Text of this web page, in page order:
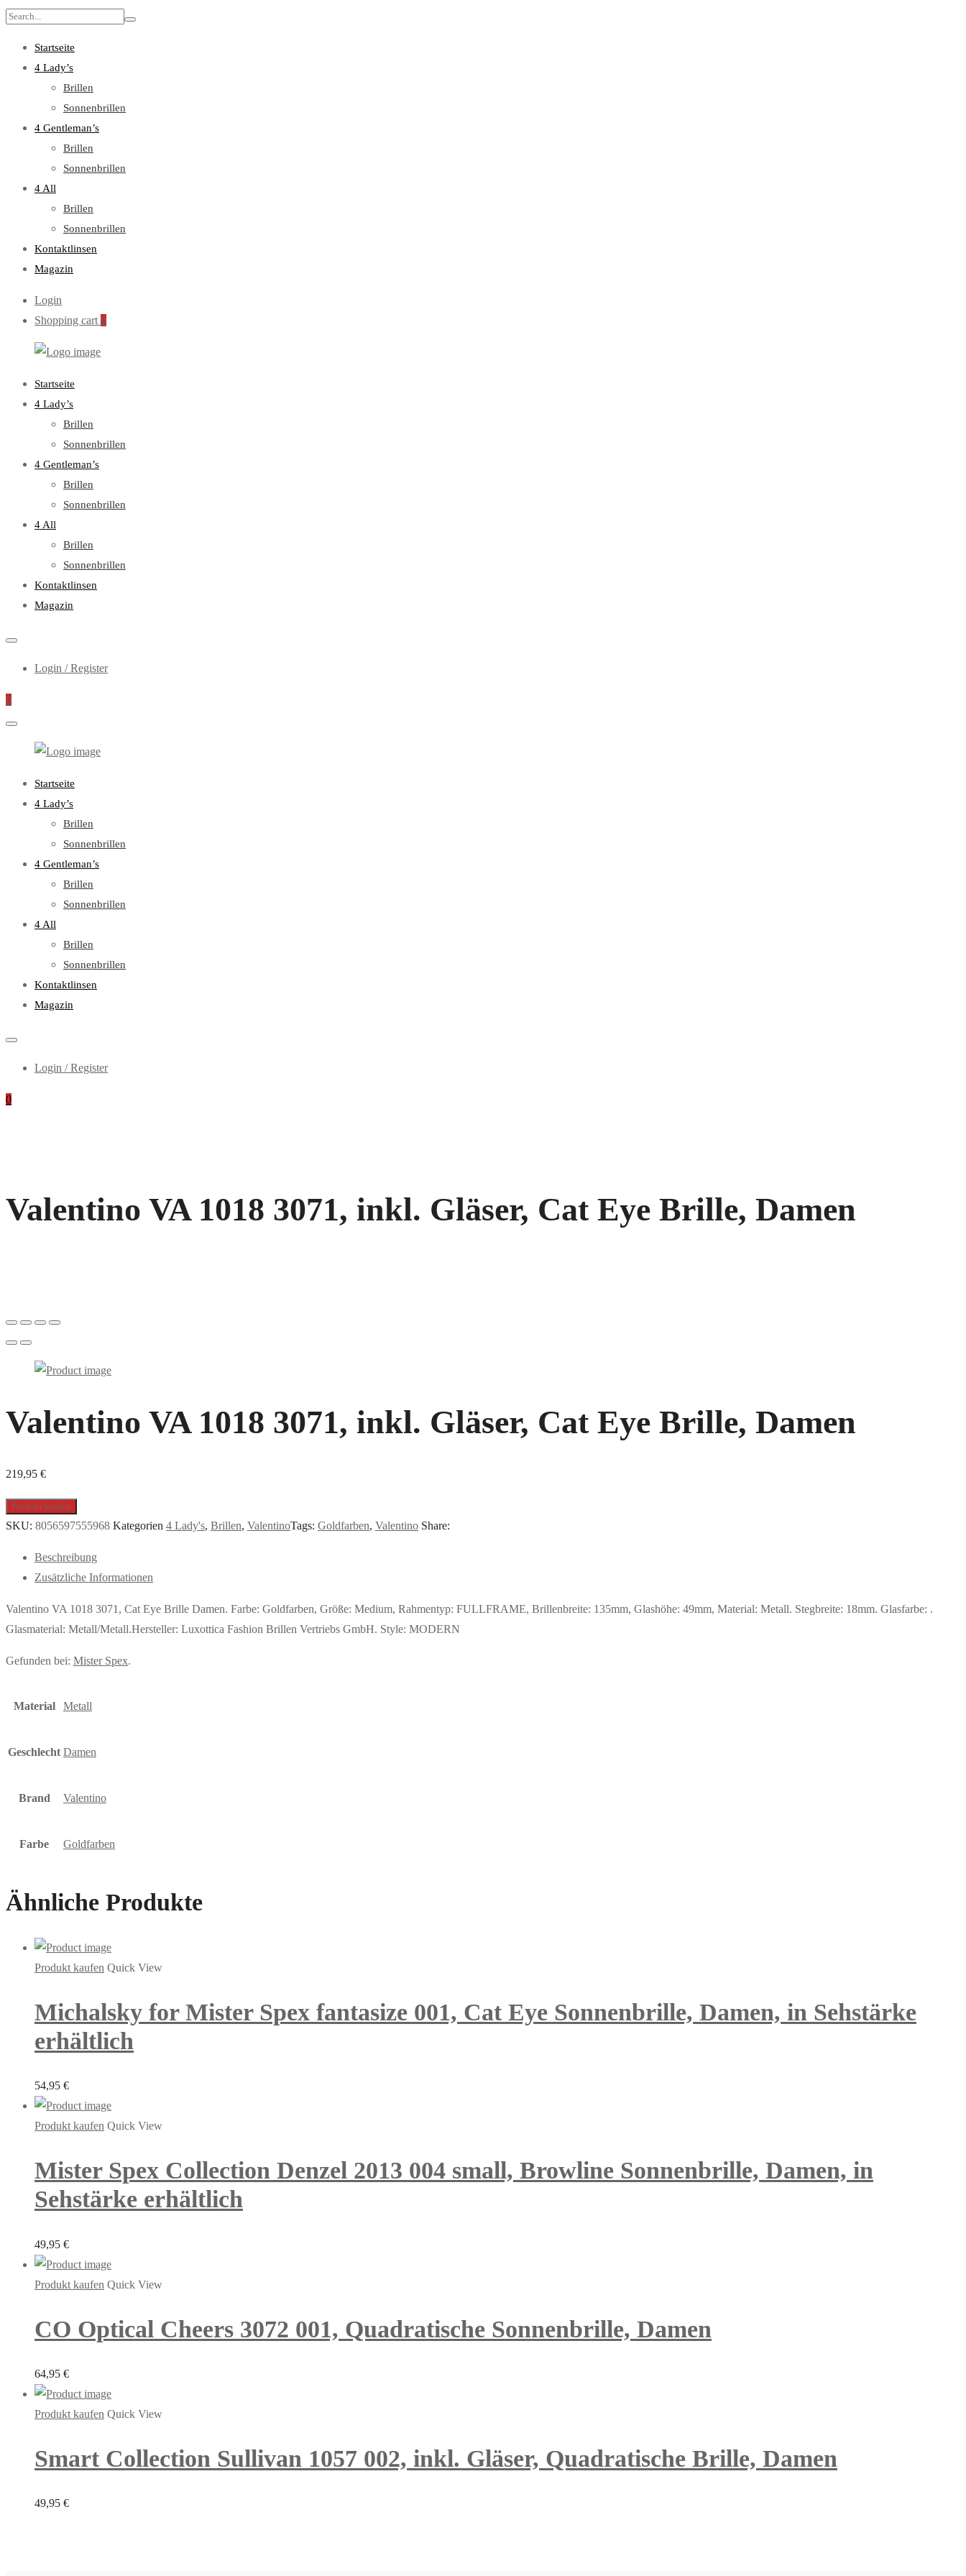
Search
Startseite
4 Lady’s
Brillen
Sonnenbrillen
4 Gentleman’s
Brillen
Sonnenbrillen
4 All
Brillen
Sonnenbrillen
Kontaktlinsen
Magazin
Login
Shopping cart 0
Primary
Menu
Startseite
4 Lady’s
Brillen
Sonnenbrillen
4 Gentleman’s
Brillen
Sonnenbrillen
4 All
Brillen
Sonnenbrillen
Kontaktlinsen
Magazin
Login / Register
0
Primary
Menu
Startseite
4 Lady’s
Brillen
Sonnenbrillen
4 Gentleman’s
Brillen
Sonnenbrillen
4 All
Brillen
Sonnenbrillen
Kontaktlinsen
Magazin
Login / Register
0
Valentino VA 1018 3071, inkl. Gläser, Cat Eye Brille, Damen
Valentino VA 1018 3071, inkl. Gläser, Cat Eye Brille, Damen
219,95 €
Produkt kaufen
SKU: 8056597555968 Kategorien 4 Lady's, Brillen, ValentinoTags: Goldfarben, Valentino Share:
Beschreibung
Zusätzliche Informationen
Valentino VA 1018 3071, Cat Eye Brille Damen. Farbe: Goldfarben, Größe: Medium, Rahmentyp: FULLFRAME, Brillenbreite: 135mm, Glashöhe: 49mm, Material: Metall. Stegbreite: 18mm. Glasfarbe: .
Glasmaterial: Metall/Metall.Hersteller: Luxottica Fashion Brillen Vertriebs GmbH. Style: MODERN
Gefunden bei: Mister Spex.
Material Metall
Geschlecht Damen
Brand Valentino
Farbe Goldfarben
Ähnliche Produkte
Produkt kaufen Quick View
Michalsky for Mister Spex fantasize 001, Cat Eye Sonnenbrille, Damen, in Sehstärke
erhältlich
54,95 €
Produkt kaufen Quick View
Mister Spex Collection Denzel 2013 004 small, Browline Sonnenbrille, Damen, in
Sehstärke erhältlich
49,95 €
Produkt kaufen Quick View
CO Optical Cheers 3072 001, Quadratische Sonnenbrille, Damen
64,95 €
Produkt kaufen Quick View
Smart Collection Sullivan 1057 002, inkl. Gläser, Quadratische Brille, Damen
49,95 €